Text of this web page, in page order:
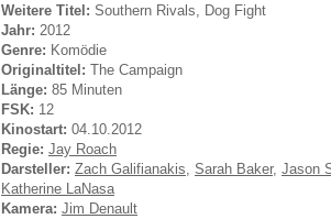
Weitere Titel: Southern Rivals, Dog Fight
Jahr: 2012
Genre: Komödie
Originaltitel: The Campaign
Länge: 85 Minuten
FSK: 12
Kinostart: 04.10.2012
Regie: Jay Roach
Darsteller: Zach Galifianakis, Sarah Baker, Jason
Katherine LaNasa
Kamera: Jim Denault